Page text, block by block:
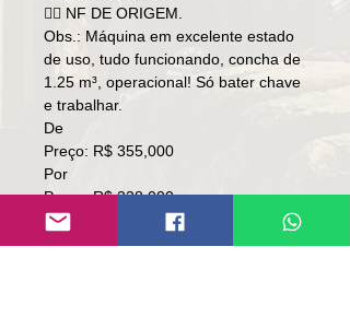
👉🏻 NF DE ORIGEM.
Obs.: Máquina em excelente estado
de uso, tudo funcionando, concha de
1.25 m³, operacional! Só bater chave
e trabalhar.
De
Preço: R$ 355,000
Por
Preço: R$ 338,000
Local: RS.
👉🏻 SOMENTE À VISTA.